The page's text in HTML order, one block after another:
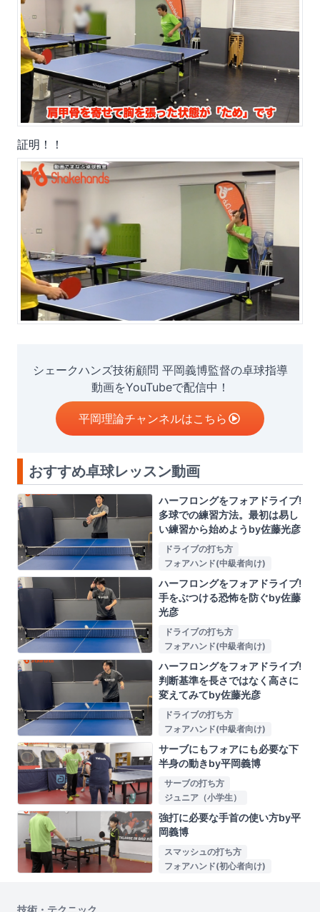
証明！！
シェークハンズ技術顧問 平岡義博監督の卓球指導
動画をYouTubeで配信中！
平岡理論チャンネルはこちら
おすすめ卓球レッスン動画
ハーフロングをフォアドライブ!
多球での練習方法。最初は易し
い練習から始めようby佐藤光彦
ドライブの打ち方
フォアハンド(中級者向け)
ハーフロングをフォアドライブ!
手をぶつける恐怖を防ぐby佐藤
光彦
ドライブの打ち方
フォアハンド(中級者向け)
ハーフロングをフォアドライブ!
判断基準を長さではなく高さに
変えてみてby佐藤光彦
ドライブの打ち方
フォアハンド(中級者向け)
サーブにもフォアにも必要な下
半身の動きby平岡義博
サーブの打ち方
ジュニア（小学生）
強打に必要な手首の使い方by平
岡義博
スマッシュの打ち方
フォアハンド(初心者向け)
技術・テクニック